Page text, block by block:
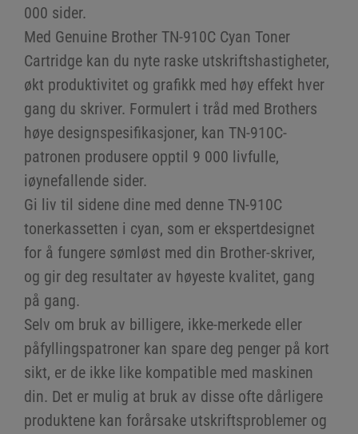
000 sider.
Med Genuine Brother TN-910C Cyan Toner
Cartridge kan du nyte raske utskriftshastigheter,
økt produktivitet og grafikk med høy effekt hver
gang du skriver. Formulert i tråd med Brothers
høye designspesifikasjoner, kan TN-910C-
patronen produsere opptil 9 000 livfulle,
iøynefallende sider.
Gi liv til sidene dine med denne TN-910C
tonerkassetten i cyan, som er ekspertdesignet
for å fungere sømløst med din Brother-skriver,
og gir deg resultater av høyeste kvalitet, gang
på gang.
Selv om bruk av billigere, ikke-merkede eller
påfyllingspatroner kan spare deg penger på kort
sikt, er de ikke like kompatible med maskinen
din. Det er mulig at bruk av disse ofte dårligere
produktene kan forårsake utskriftsproblemer og